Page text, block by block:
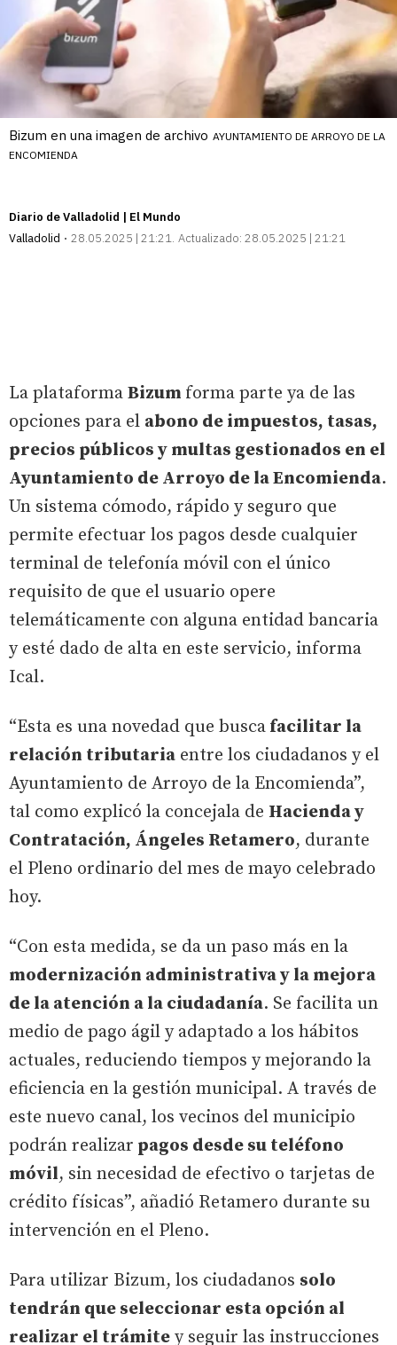
Bizum en una imagen de archivo AYUNTAMIENTO DE ARROYO DE LA
ENCOMIENDA
Diario de Valladolid | El Mundo
Valladolid
28.05.2025 | 21:21 Actualizado: 28.05.2025 | 21:21
La plataforma Bizum forma parte ya de las
opciones para el abono de impuestos, tasas,
precios públicos y multas gestionados en el
Ayuntamiento de Arroyo de la Encomienda.
Un sistema cómodo, rápido y seguro que
permite efectuar los pagos desde cualquier
terminal de telefonía móvil con el único
requisito de que el usuario opere
telemáticamente con alguna entidad bancaria
y esté dado de alta en este servicio, informa
Ical.
“Esta es una novedad que busca facilitar la
relación tributaria entre los ciudadanos y el
Ayuntamiento de Arroyo de la Encomienda”,
tal como explicó la concejala de Hacienda y
Contratación, Ángeles Retamero, durante
el Pleno ordinario del mes de mayo celebrado
hoy.
“Con esta medida, se da un paso más en la
modernización administrativa y la mejora
de la atención a la ciudadanía. Se facilita un
medio de pago ágil y adaptado a los hábitos
actuales, reduciendo tiempos y mejorando la
eficiencia en la gestión municipal. A través de
este nuevo canal, los vecinos del municipio
podrán realizar pagos desde su teléfono
móvil, sin necesidad de efectivo o tarjetas de
crédito físicas”, añadió Retamero durante su
intervención en el Pleno.
Para utilizar Bizum, los ciudadanos solo
tendrán que seleccionar esta opción al
realizar el trámite y seguir las instrucciones